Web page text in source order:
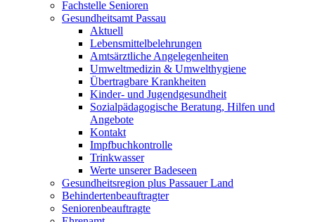
Fachstelle Senioren
Gesundheitsamt Passau
Aktuell
Lebensmittelbelehrungen
Amtsärztliche Angelegenheiten
Umweltmedizin & Umwelthygiene
Übertragbare Krankheiten
Kinder- und Jugendgesundheit
Sozialpädagogische Beratung, Hilfen und
Angebote
Kontakt
Impfbuchkontrolle
Trinkwasser
Werte unserer Badeseen
Gesundheitsregion plus Passauer Land
Behindertenbeauftragter
Seniorenbeauftragte